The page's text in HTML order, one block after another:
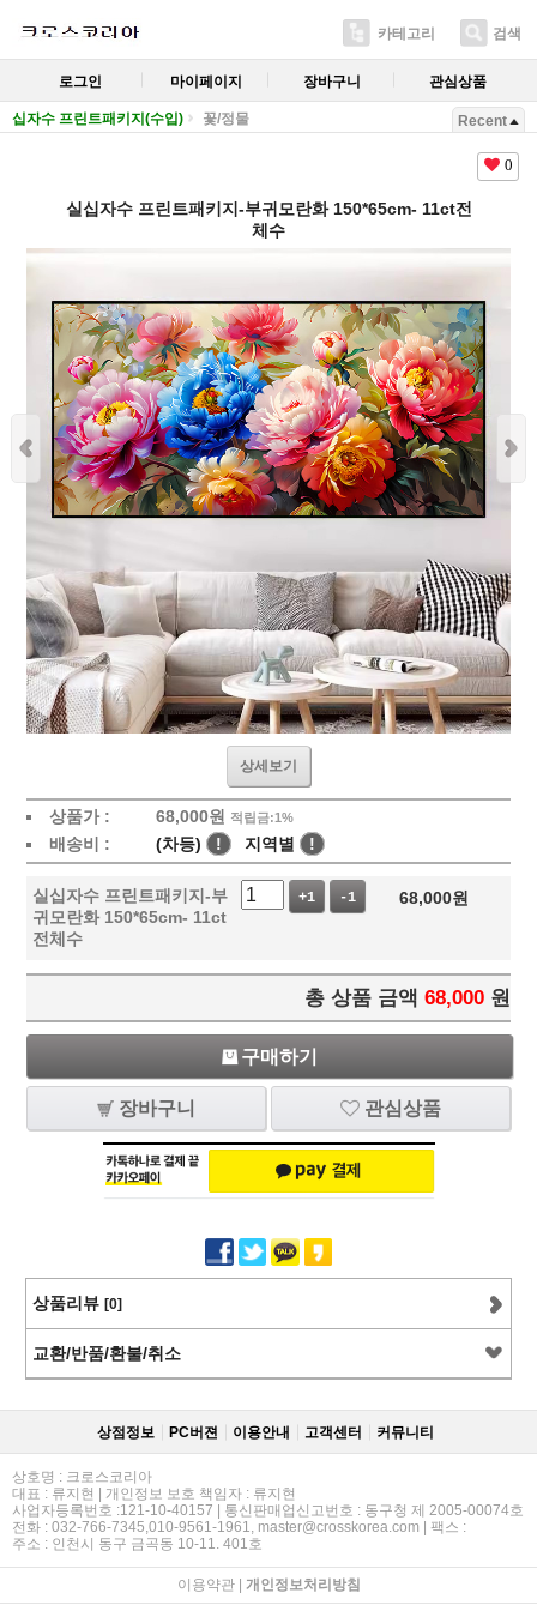
카테고리 검색
로그인 마이페이지 장바구니 관심상품
십자수 프린트패키지(수입) 꽃/정물 Recent
0
실십자수 프린트패키지-부귀모란화 150*65cm- 11ct전
체수
상세보기
상품가 : 68,000원 적립금:1%
배송비 : (차등) ! 지역별 !
실십자수 프린트패키지-부
귀모란화 150*65cm- 11ct
전체수
+1 -1 68,000원
총 상품 금액 68,000 원
구매하기
장바구니 관심상품
상품리뷰 [0]
교환/반품/환불/취소
상점정보 PC버젼 이용안내 고객센터 커뮤니티
상호명 : 크로스코리아
대표 : 류지현 | 개인정보 보호 책임자 : 류지현
사업자등록번호 :121-10-40157 | 통신판매업신고번호 : 동구청 제 2005-00074호
전화 : 032-766-7345,010-9561-1961, master@crosskorea.com | 팩스 :
주소 : 인천시 동구 금곡동 10-11. 401호
이용약관| 개인정보처리방침